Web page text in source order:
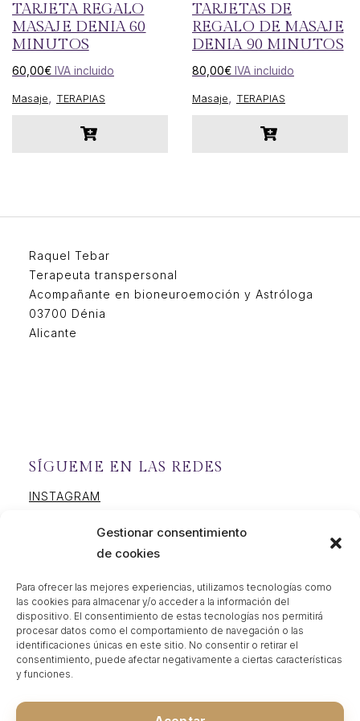
Gestionar consentimiento
de cookies
Para ofrecer las mejores experiencias, utilizamos tecnologías como
las cookies para almacenar y/o acceder a la información del
dispositivo. El consentimiento de estas tecnologías nos permitirá
procesar datos como el comportamiento de navegación o las
identificaciones únicas en este sitio. No consentir o retirar el
consentimiento, puede afectar negativamente a ciertas características
y funciones.
TARJETA REGALO
MASAJE DENIA 60
MINUTOS
60,00€ IVA incluido
Masaje TERAPIAS
TARJETAS DE
REGALO DE MASAJE
DENIA 90 MINUTOS
80,00€ IVA incluido
Masaje TERAPIAS
Raquel Tebar
Terapeuta transpersonal
Acompañante en bioneuroemoción y Astróloga
03700 Dénia
Alicante
SÍGUEME EN LAS REDES
INSTAGRAM
Aviso legal
Cookies